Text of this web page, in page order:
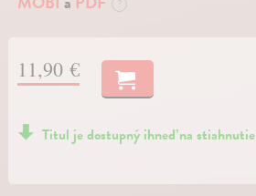
?
11,90 €
Titul je dostupný ihneď na stiahnutie